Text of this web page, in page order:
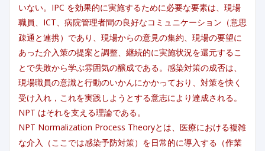
いない。IPC を効果的に実施するために必要な要素は、現場
職員、ICT、病院管理者間の良好なコミュニケーション（意思
疎通と連携）であり、現場からの意見の集約、現場の要望に
あった介入策の提案と調整、継続的に実施状況を還元するこ
とで失敗から学ぶ雰囲気の醸成である。感染対策の成否は、
現場職員の意識と行動のいかんにかかっており、対策を快く
受け入れ，これを実践しようとする意志により達成される。
NPT はそれを支える理論である。
NPT Normalization Process Theoryとは、医療における複雑
な介入（ここでは感染予防対策）を日常的に導入する（作業